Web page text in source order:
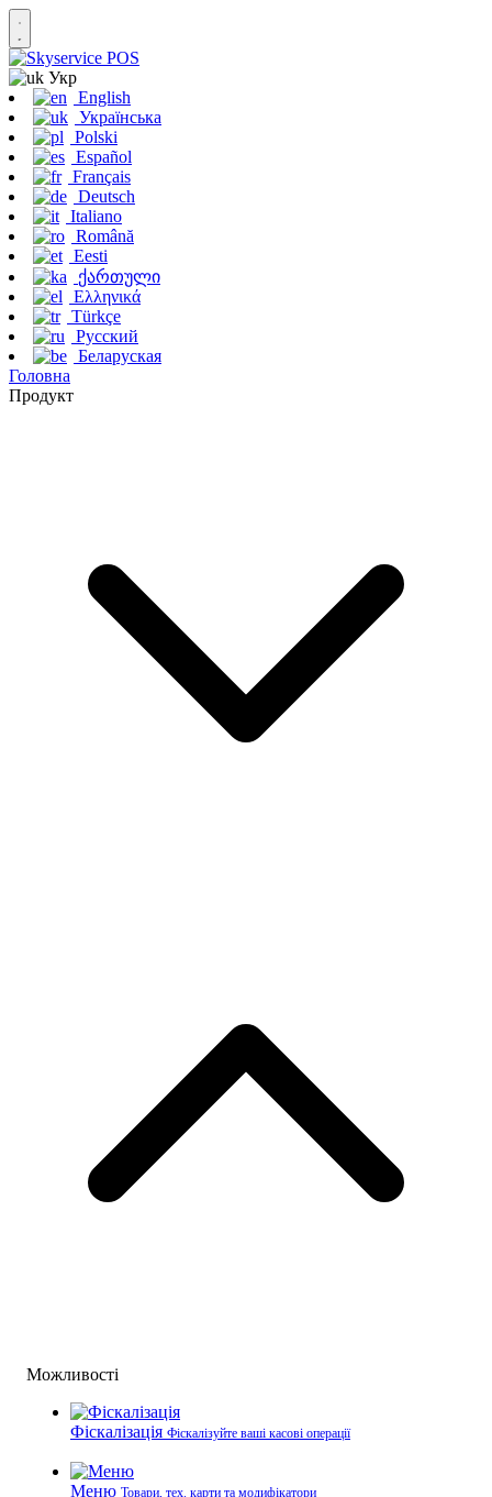
Укр
English
Українська
Polski
Español
Français
Deutsch
Italiano
Română
Eesti
ქართული
Ελληνικά
Türkçe
Русский
Беларуская
Головна
Продукт
Можливості
Фіскалізація Фіскалізуйте ваші касові операції
Меню Товари, тех. карти та модифікатори